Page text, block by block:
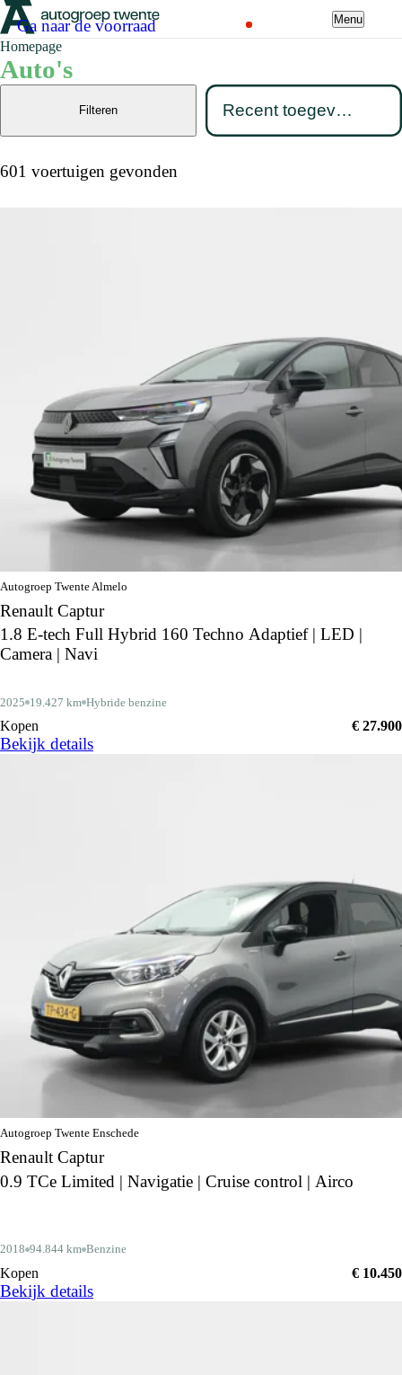
Menu
Homepage
Auto's
Ga naar de voorraad
601 voertuigen gevonden
Filteren
Autogroep Twente Almelo
Renault Captur
1.8 E-tech Full Hybrid 160 Techno Adaptief | LED |
Camera | Navi
2025 19.427 km Hybride benzine
Kopen € 27.900
Bekijk details
Autogroep Twente Enschede
Renault Captur
0.9 TCe Limited | Navigatie | Cruise control | Airco
2018 94.844 km Benzine
Kopen € 10.450
Bekijk details